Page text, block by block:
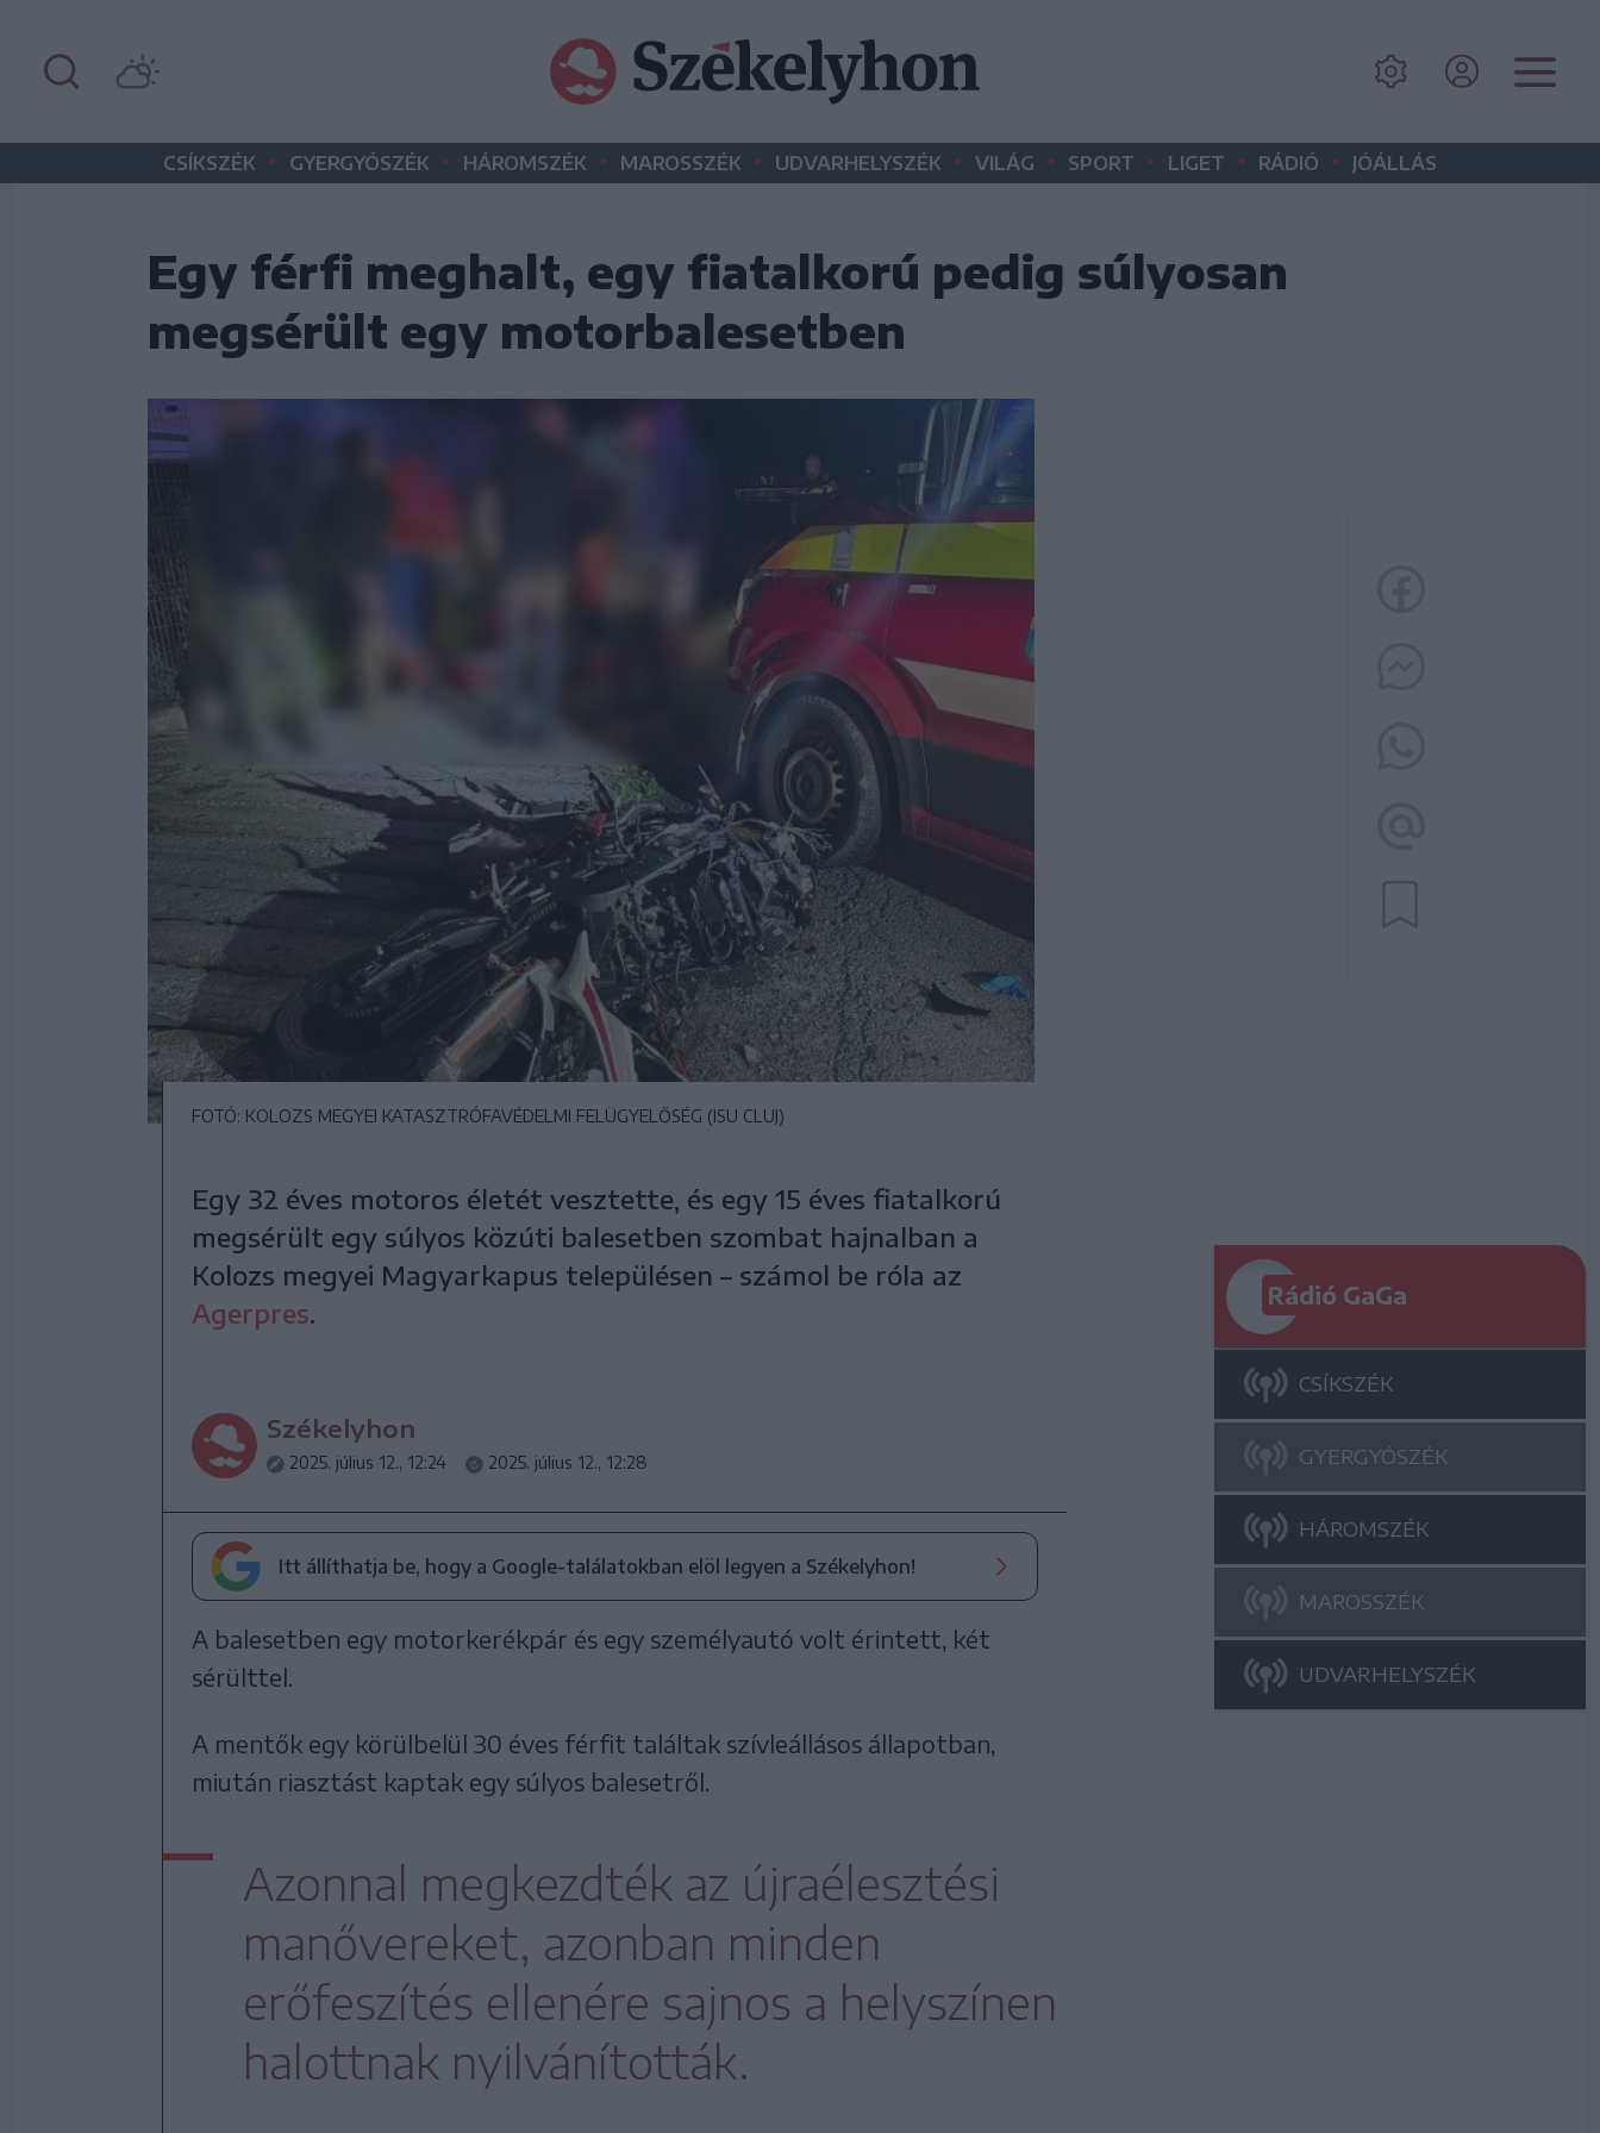
CSÍKSZÉK • GYERGYÓSZÉK • HÁROMSZÉK • MAROSSZÉK • UDVARHELYSZÉK • VILÁG • SPORT • LIGET • RÁDIÓ • JÓÁLLÁS
Egy férfi meghalt, egy fiatalkorú pedig súlyosan
megsérült egy motorbalesetben
FOTÓ: KOLOZS MEGYEI KATASZTRÓFAVÉDELMI FELÜGYELŐSÉG (ISU CLUJ)
Egy 32 éves motoros életét vesztette, és egy 15 éves fiatalkorú
megsérült egy súlyos közúti balesetben szombat hajnalban a
Kolozs megyei Magyarkapus településen – számol be róla az
Agerpres.
Székelyhon
2025. július 12., 12:24 2025. július 12., 12:28
Itt állíthatja be, hogy a Google-találatokban elöl legyen a Székelyhon!
A balesetben egy motorkerékpár és egy személyautó volt érintett, két
sérülttel.
A mentők egy körülbelül 30 éves férfit találtak szívleállásos állapotban,
miután riasztást kaptak egy súlyos balesetről.
Azonnal megkezdték az újraélesztési
manővereket, azonban minden
erőfeszítés ellenére sajnos a helyszínen
halottnak nyilvánították.
Rádió GaGa
CSÍKSZÉK
GYERGYÓSZÉK
HÁROMSZÉK
MAROSSZÉK
UDVARHELYSZÉK